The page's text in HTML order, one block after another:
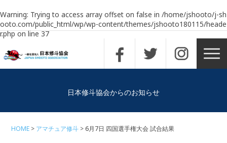
Warning: Trying to access array offset on false in /home/jshooto/j-sh
ooto.com/public_html/wp/wp-content/themes/jshooto180115/heade
r.phpon line37
日本修斗協会からのお知らせ
HOME アマチュア修斗 6月7日 四国選手権大会 試合結果